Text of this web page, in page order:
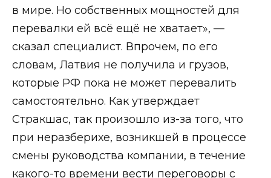
в мире. Но собственных мощностей для
перевалки ей всё ещё не хватает», —
сказал специалист. Впрочем, по его
словам, Латвия не получила и грузов,
которые РФ пока не может перевалить
самостоятельно. Как утверждает
Стракшас, так произошло из-за того, что
при неразберихе, возникшей в процессе
смены руководства компании, в течение
какого-то времени вести переговоры с